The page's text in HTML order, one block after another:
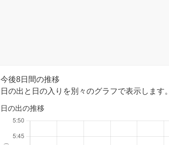
今後8日間の推移
日の出と日の入りを別々のグラフで表示します。
日の出の推移